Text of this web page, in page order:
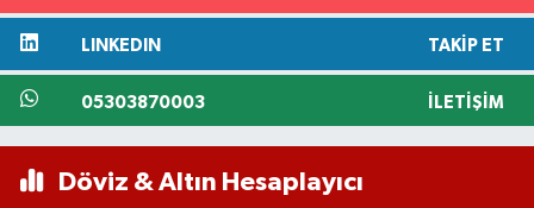
LINKEDIN TAKIP ET
05303870003 İLETIŞIM
Döviz & Altın Hesaplayıcı